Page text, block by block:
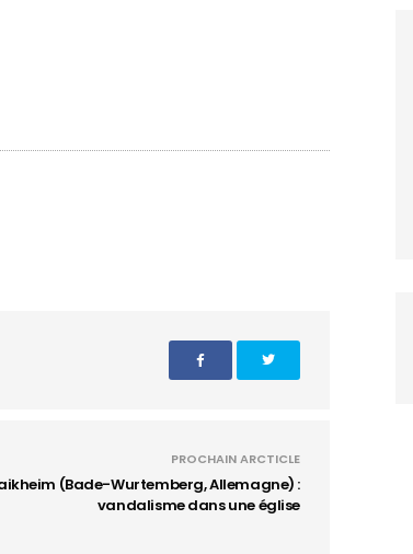
PROCHAIN ARCTICLE
(Bade-Wurtemberg, Allemagne) :
vandalisme dans une église